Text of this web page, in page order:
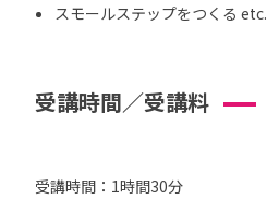
スモールステップをつくる etc.
受講時間／受講料
受講時間：1時間30分